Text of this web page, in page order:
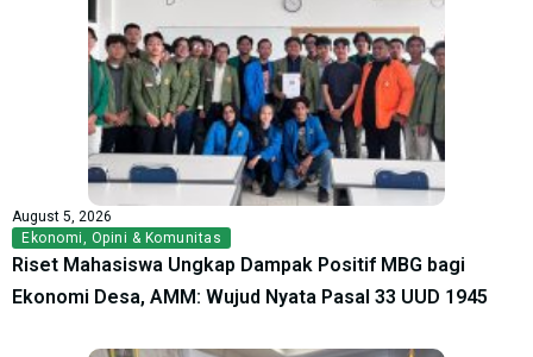
August 5, 2026
Ekonomi
Opini & Komunitas
Riset Mahasiswa Ungkap Dampak Positif MBG bagi
Ekonomi Desa, AMM: Wujud Nyata Pasal 33 UUD 1945